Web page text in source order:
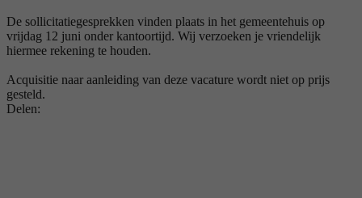
De sollicitatiegesprekken vinden plaats in het gemeentehuis op
vrijdag 12 juni onder kantoortijd. Wij verzoeken je vriendelijk
hiermee rekening te houden.
Acquisitie naar aanleiding van deze vacature wordt niet op prijs
gesteld.
Delen: